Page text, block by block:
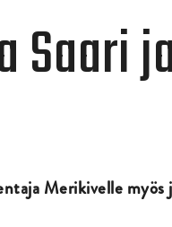
Saari
Merikivelle myös